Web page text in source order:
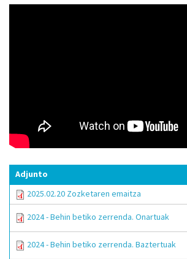
Adjunto
2025.02.20 Zozketaren emaitza
2024 - Behin betiko zerrenda. Onartuak
2024 - Behin betiko zerrenda. Baztertuak